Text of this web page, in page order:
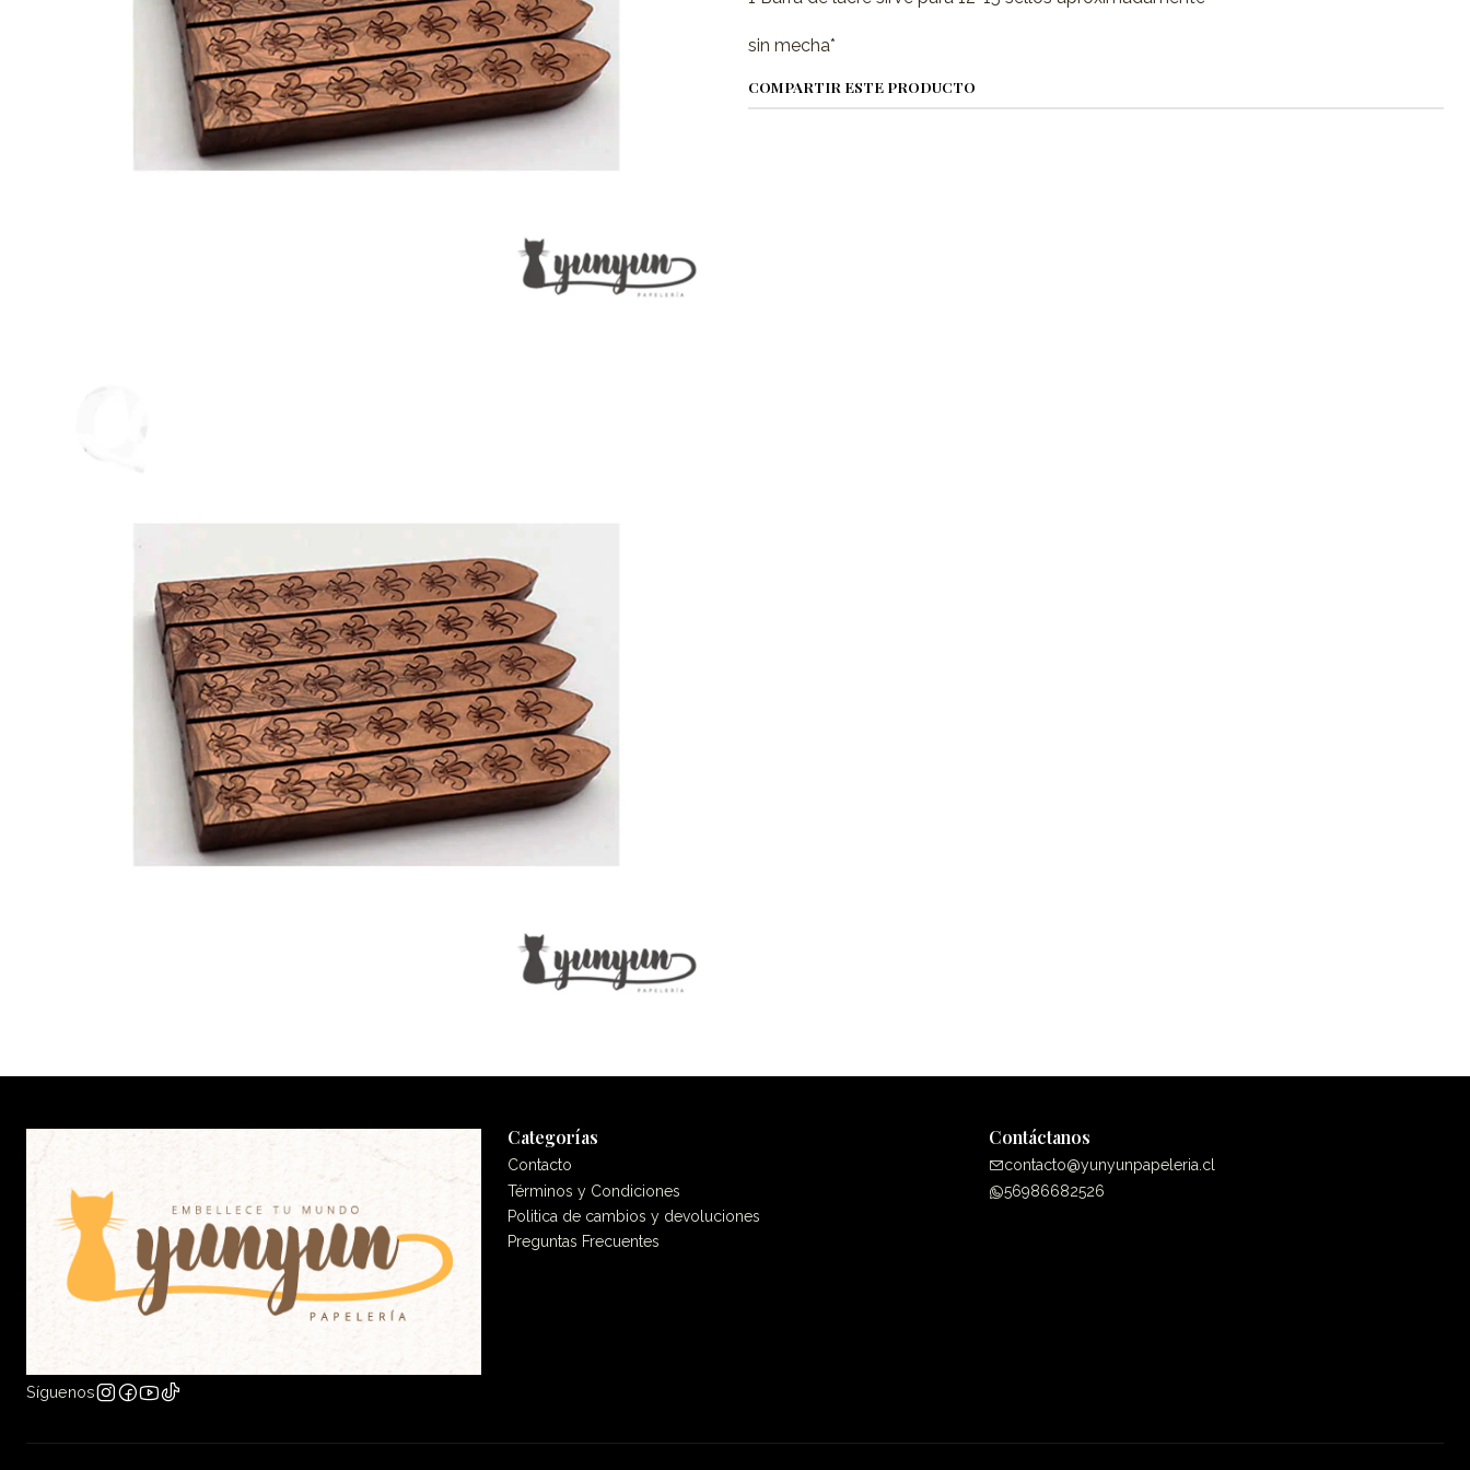
sin mecha*
COMPARTIR ESTE PRODUCTO
Síguenos
Categorías
Contacto
Términos y Condiciones
Politica de cambios y devoluciones
Preguntas Frecuentes
Contáctanos
contacto@yunyunpapeleria.cl
56986682526